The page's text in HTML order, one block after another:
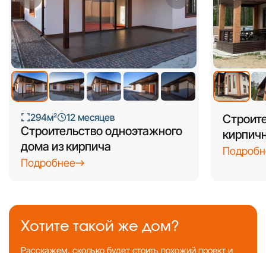
294м² 12 месяцев
Строительство одноэтажного
дома из кирпича
Подробнее
Хотите такой же дом?
Расскажем, сколько будет стоить похожий проект и